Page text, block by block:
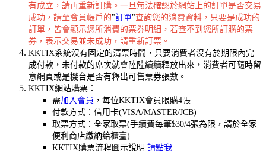
有成立，請再重新訂購。一旦無法確認於網站上的訂單是否交易
成功，請至會員帳戶的"訂單"查詢您的消費資料，只要是成功的
訂單，皆會顯示您所消費的票券明細，若查不到您所訂購的票
券，表示交易並未成功，請重新訂票。
KKTIX系統沒有固定的清票時間，只要消費者沒有於期限內完
成付款，未付款的席次就會陸陸續續釋放出來，消費者可隨時留
意網頁或是機台是否有釋出可售票券張數。
KKTIX網站購票：
需加入會員 ，每位KKTIX會員限購4張
付款方式：信用卡(VISA/MASTER/JCB)
取票方式：全家取票(手續費每筆$30/4張為限，請於全家
便利商店繳納給櫃臺)
KKTIX購票流程圖示說明 請點我